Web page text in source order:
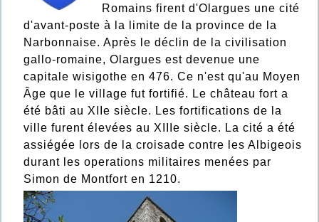
Romains firent d'Olargues une cité
d'avant-poste à la limite de la province de la
Narbonnaise. Après le déclin de la civilisation
gallo-romaine, Olargues est devenue une
capitale wisigothe en 476. Ce n'est qu'au Moyen
Âge que le village fut fortifié. Le château fort a
été bâti au XIIe siècle. Les fortifications de la
ville furent élevées au XIIIe siècle. La cité a été
assiégée lors de la croisade contre les Albigeois
durant les operations militaires menées par
Simon de Montfort en 1210.